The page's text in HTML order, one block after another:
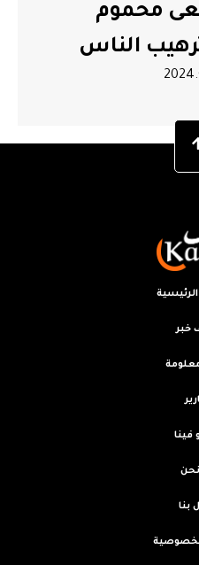
محموم
الناس
خبر
فينا
بنا